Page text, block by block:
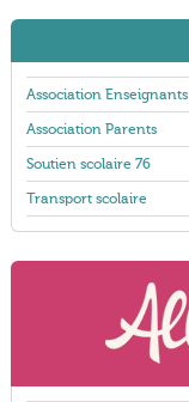
Association Enseignants
Association Parents
Soutien scolaire 76
Transport scolaire